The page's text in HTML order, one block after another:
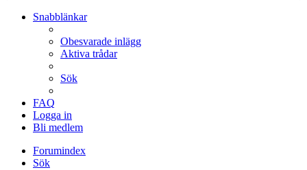
Snabblänkar
Obesvarade inlägg
Aktiva trådar
Sök
FAQ
Logga in
Bli medlem
Forumindex
Sök